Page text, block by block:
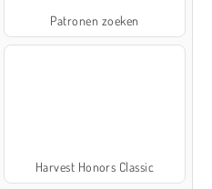
Patronen zoeken
Harvest Honors Classic